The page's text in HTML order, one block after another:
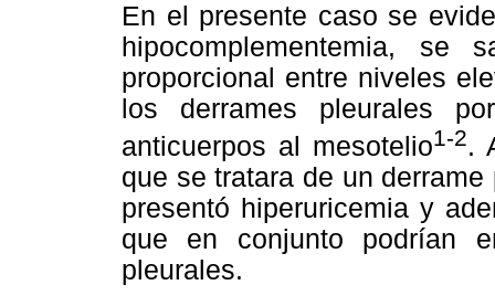
En el presente caso se
hipocomplementemia,
proporcional entre niveles
los derrames pleurales
anticuerpos al mesotelio1-2.
que se tratara de un
presentó hiperuricemia y
que en conjunto podrían
pleurales.